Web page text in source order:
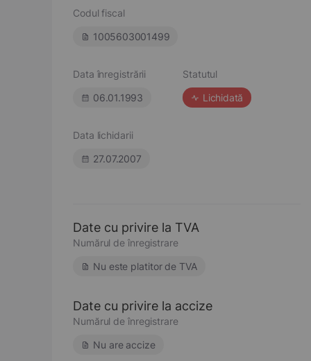
Codul fiscal
1005603001499
Data înregistrării
06.01.1993
Statutul
Lichidată
Data lichidarii
27.07.2007
Date cu privire la TVA
Numărul de înregistrare
Nu este platitor de TVA
Date cu privire la accize
Numărul de înregistrare
Nu are accize